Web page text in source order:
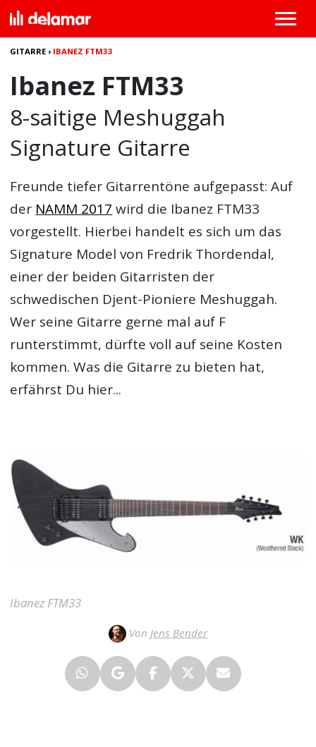
GITARRE › IBANEZ FTM33
Ibanez FTM33
8-saitige Meshuggah
Signature Gitarre
Freunde tiefer Gitarrentöne aufgepasst: Auf
der NAMM 2017 wird die Ibanez FTM33
vorgestellt. Hierbei handelt es sich um das
Signature Model von Fredrik Thordendal,
einer der beiden Gitarristen der
schwedischen Djent-Pioniere Meshuggah.
Wer seine Gitarre gerne mal auf F
runterstimmt, dürfte voll auf seine Kosten
kommen. Was die Gitarre zu bieten hat,
erfährst Du hier...
Ibanez FTM33
Von Jens Bender